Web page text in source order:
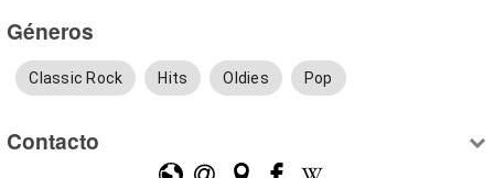
Géneros
Classic Rock Hits Oldies Pop
Contacto